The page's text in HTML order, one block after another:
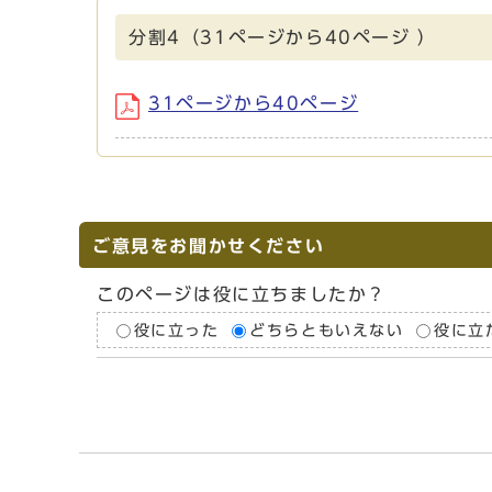
分割4（31ページから40ページ ）
31ページから40ページ
ご意見をお聞かせください
このページは役に立ちましたか？
役に立った どちらともいえない 役に立